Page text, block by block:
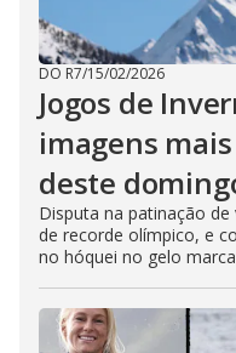
DO R7/15/02/2026
Jogos de
imagens
deste
Disputa na patinação
de recorde olímpico, e
no hóquei no gelo